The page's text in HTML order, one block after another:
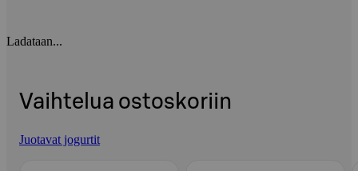
Ladataan...
Vaihtelua ostoskoriin
Juotavat jogurtit